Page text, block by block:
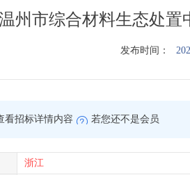
州市综合材料生态处
发布时间：
看招标详情内容 若您还不是会员
浙江